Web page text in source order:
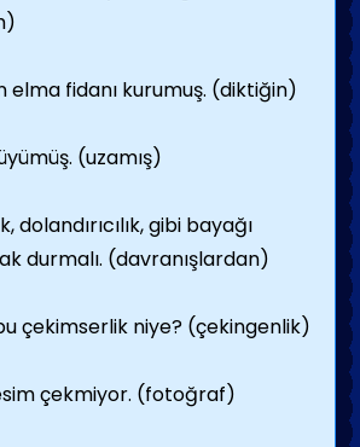
elma fidanı kurumuş. (diktiğin)
(uzamış)
dolandırıcılık, gibi bayağı
durmalı. (davranışlardan)
çekimserlik niye? (çekingenlik)
çekmiyor. (fotoğraf)